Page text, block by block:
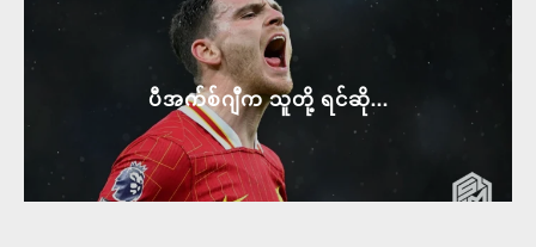
ပီအက်စ်ဂျီက သူတို့ ရင်ဆို...